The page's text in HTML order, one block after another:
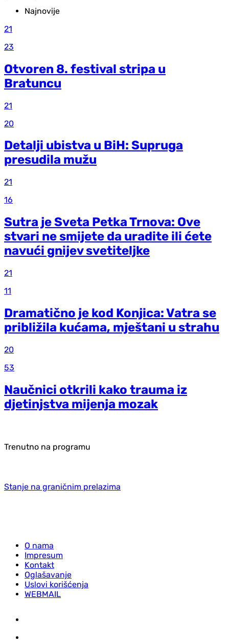
Najnovije
21
23
Otvoren 8. festival stripa u
Bratuncu
21
20
Detalji ubistva u BiH: Supruga
presudila mužu
21
16
Sutra je Sveta Petka Trnova: Ove
stvari ne smijete da uradite ili ćete
navući gnijev svetiteljke
21
11
Dramatično je kod Konjica: Vatra se
približila kućama, mještani u strahu
20
53
Naučnici otkrili kako trauma iz
d‌jetinjstva mijenja mozak
Trenutno na programu
Stanje na graničnim prelazima
O nama
Impresum
Kontakt
Oglašavanje
Uslovi korišćenja
WEBMAIL